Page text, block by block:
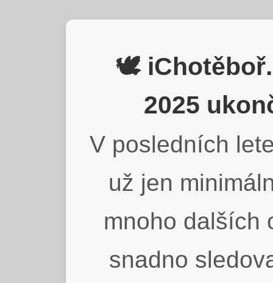
🕊️
2025
V posledních
už jen
mnoho dalších
snadno